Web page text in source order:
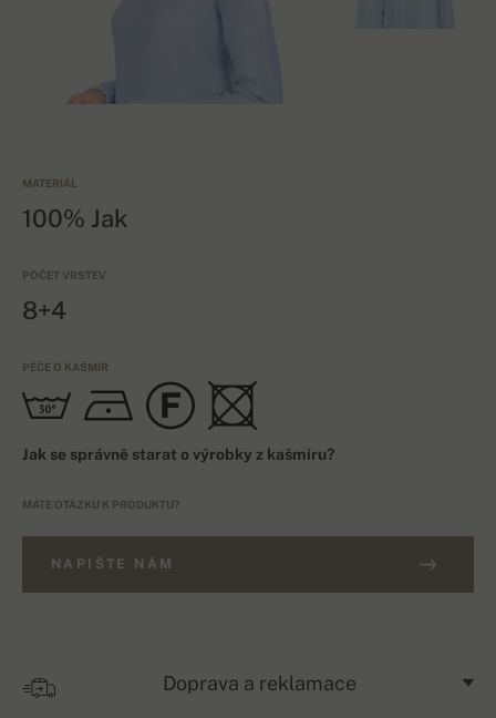
MATERIÁL
100% Jak
POČET VRSTEV
8+4
PÉČE O KAŠMÍR
Jak se správně starat o výrobky z kašmíru?
MÁTE OTÁZKU K PRODUKTU?
NAPIŠTE NÁM
Doprava a reklamace